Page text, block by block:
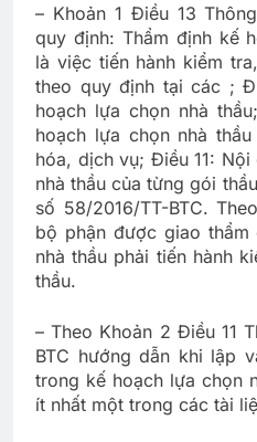
– Khoản 1 Điều 13
quy định: Thẩm định kế
là việc tiến hành kiểm
theo quy định tại các ;
hoạch lựa chọn nhà
hoạch lựa chọn nhà
hóa, dịch vụ; Điều 11:
nhà thầu của từng gói
số 58/2016/TT-BTC.
bộ phận được giao
nhà thầu phải tiến hành
thầu.
– Theo Khoản 2 Điều 11
BTC hướng dẫn khi lập
trong kế hoạch lựa chọn
ít nhất một trong các tài